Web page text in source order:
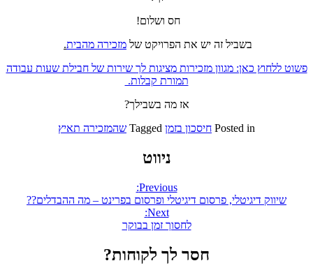
חס ושלום!
בשביל זה יש את הפרויקט של מזכירה מהבית.
פשוט ללחוץ כאן: מגוון מזכירות מציגות לך שירות של חבילת שעות עבודה
תמורת קבלות.
אז מה בשבילך?
Posted in חיסכון בזמן Tagged שהמזכירה תאיץ
ניווט
Previous:
שיווק דיגיטלי, פרסום דיגיטלי ופרסום בפרינט – מה ההבדלים??
Next:
לחסוך זמן בבוקר
חסר לך לקוחות?